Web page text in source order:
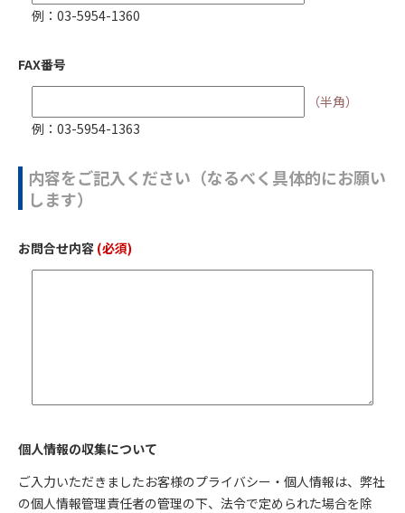
例：03-5954-1360
FAX番号
（半角）
例：03-5954-1363
内容をご記入ください（なるべく具体的にお願い
します）
お問合せ内容 (必須)
個人情報の収集について
ご入力いただきましたお客様のプライバシー・個人情報は、弊社
の個人情報管理責任者の管理の下、法令で定められた場合を除